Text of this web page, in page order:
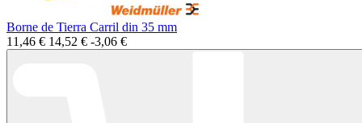
Borne de Tierra Carril din 35 mm
11,46 € 14,52 € -3,06 €